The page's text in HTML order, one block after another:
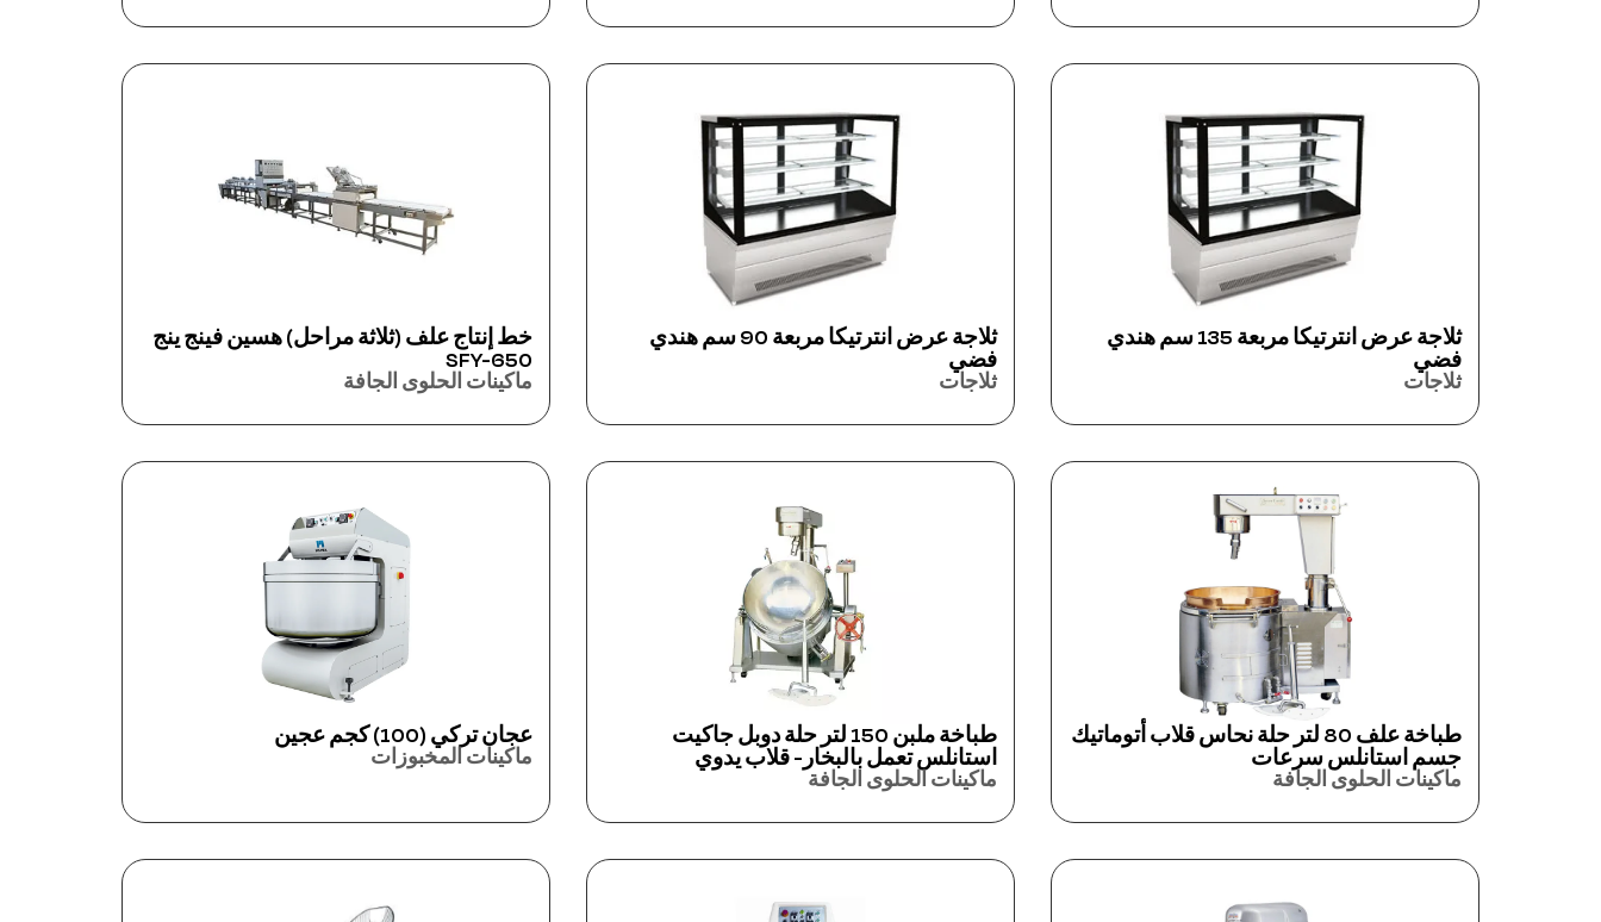
ثلاجة عرض انترتيكا مربعة 135 سم هندي
فضي
ثلاجات
ثلاجة عرض انترتيكا مربعة 90 سم هندي
فضي
ثلاجات
خط إنتاج علف (ثلاثة مراحل) هسين فينج ينج
SFY-650
ماكينات الحلوى الجافة
طباخة علف 80 لتر حلة نحاس قلاب أتوماتيك
جسم استانلس سرعات
ماكينات الحلوى الجافة
طباخة ملبن 150 لتر حلة دوبل جاكيت
استانلس تعمل بالبخار- قلاب يدوي
ماكينات الحلوى الجافة
عجان تركي (100) كجم عجين
ماكينات المخبوزات